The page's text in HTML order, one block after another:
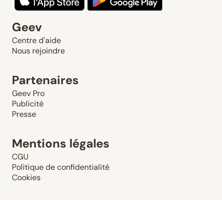
Geev
Centre d'aide
Nous rejoindre
Partenaires
Geev Pro
Publicité
Presse
Mentions légales
CGU
Politique de confidentialité
Cookies